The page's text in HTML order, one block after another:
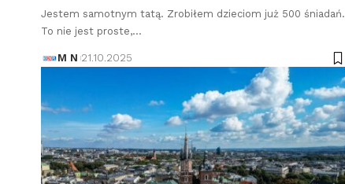
Jestem samotnym tatą. Zrobiłem dzieciom już 500 śniadań.
To nie jest proste,…
M N 21.10.2025